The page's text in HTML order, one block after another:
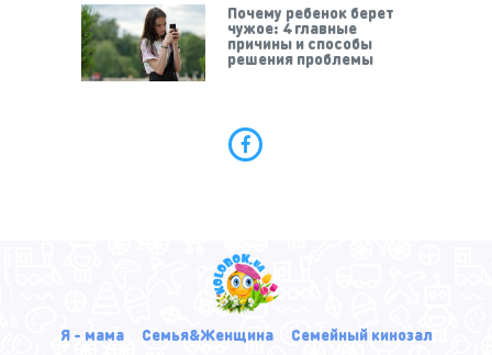
Почему ребенок берет
чужое: 4 главные
причины и способы
решения проблемы
Я - мама Семья&Женщина
Семейный кинозал